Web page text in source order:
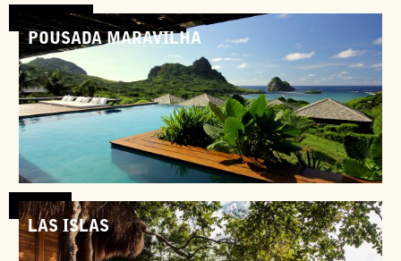
Nicaragua
POUSADA MARAVILHA
Brésil
LAS ISLAS